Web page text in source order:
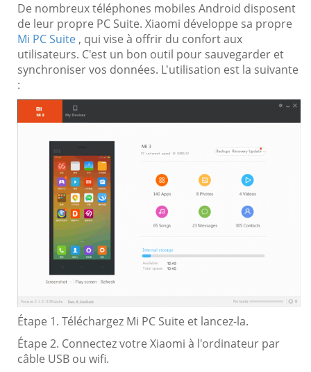
De nombreux téléphones mobiles Android disposent
de leur propre PC Suite. Xiaomi développe sa propre
Mi PC Suite , qui vise à offrir du confort aux
utilisateurs. C'est un bon outil pour sauvegarder et
synchroniser vos données. L'utilisation est la suivante
:
Étape 1. Téléchargez Mi PC Suite et lancez-la.
Étape 2. Connectez votre Xiaomi à l'ordinateur par
câble USB ou wifi.